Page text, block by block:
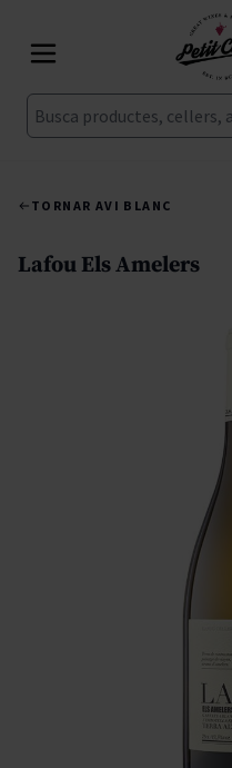
Cerca
TORNAR AVI BLANC
Lafou Els Amelers